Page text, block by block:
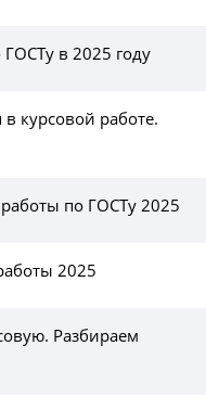
в 2025 году
курсовой работе.
по ГОСТу 2025
2025
Разбираем